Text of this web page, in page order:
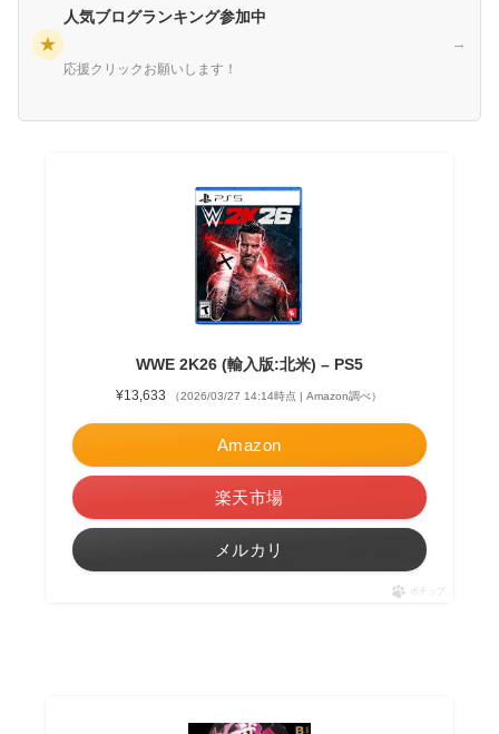
★
人気ブログランキング参加中
応援クリックお願いします！
→
WWE 2K26 (輸入版:北米) – PS5
¥13,633 （2026/03/27 14:14時点 | Amazon調べ）
Amazon
楽天市場
メルカリ
ポチップ